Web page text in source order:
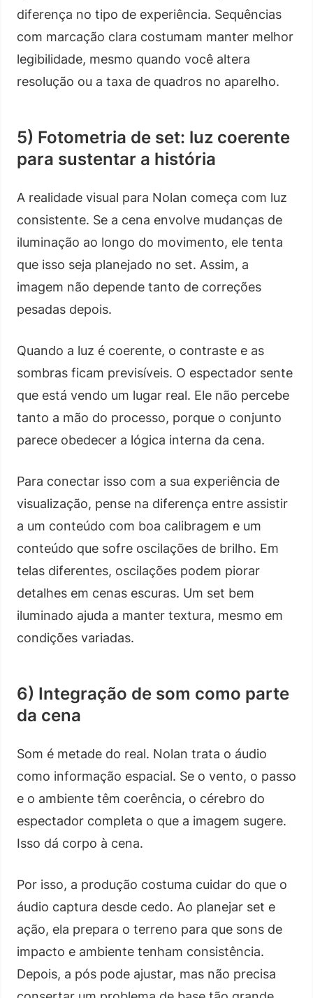
diferença no tipo de experiência. Sequências
com marcação clara costumam manter melhor
legibilidade, mesmo quando você altera
resolução ou a taxa de quadros no aparelho.
5) Fotometria de set: luz coerente
para sustentar a história
A realidade visual para Nolan começa com luz
consistente. Se a cena envolve mudanças de
iluminação ao longo do movimento, ele tenta
que isso seja planejado no set. Assim, a
imagem não depende tanto de correções
pesadas depois.
Quando a luz é coerente, o contraste e as
sombras ficam previsíveis. O espectador sente
que está vendo um lugar real. Ele não percebe
tanto a mão do processo, porque o conjunto
parece obedecer a lógica interna da cena.
Para conectar isso com a sua experiência de
visualização, pense na diferença entre assistir
a um conteúdo com boa calibragem e um
conteúdo que sofre oscilações de brilho. Em
telas diferentes, oscilações podem piorar
detalhes em cenas escuras. Um set bem
iluminado ajuda a manter textura, mesmo em
condições variadas.
6) Integração de som como parte
da cena
Som é metade do real. Nolan trata o áudio
como informação espacial. Se o vento, o passo
e o ambiente têm coerência, o cérebro do
espectador completa o que a imagem sugere.
Isso dá corpo à cena.
Por isso, a produção costuma cuidar do que o
áudio captura desde cedo. Ao planejar set e
ação, ela prepara o terreno para que sons de
impacto e ambiente tenham consistência.
Depois, a pós pode ajustar, mas não precisa